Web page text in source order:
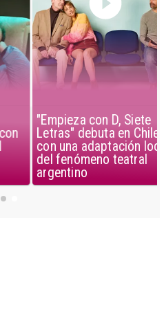
"Empieza con D, Siete
Letras" debuta en Chile
con una adaptación local
del fenómeno teatral
argentino